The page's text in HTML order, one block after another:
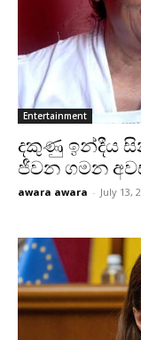
Entertainment
දකුණු ඉන්දීය
ජීවන ගමන
awara awara - July 13,